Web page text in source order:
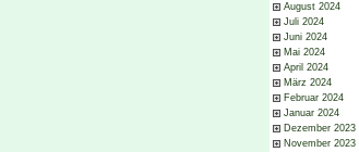
August 2024
Juli 2024
Juni 2024
Mai 2024
April 2024
März 2024
Februar 2024
Januar 2024
Dezember 2023
November 2023